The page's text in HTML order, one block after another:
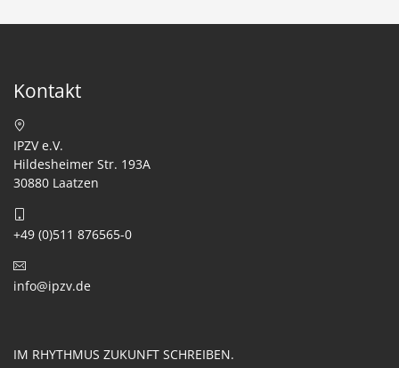
Kontakt
IPZV e.V.
Hildesheimer Str. 193A
30880 Laatzen
+49 (0)511 876565-0
info@ipzv.de
IM RHYTHMUS ZUKUNFT SCHREIBEN.